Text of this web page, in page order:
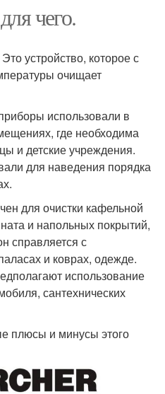
чего.
устройство, которое с
очищает
использовали в
где необходима
и детские учреждения.
для наведения порядка
для очистки кафельной
и напольных покрытий,
справляется с
и коврах, одежде.
использование
сантехнических
плюсы и минусы этого